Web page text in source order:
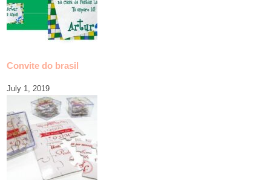
Convite do brasil
July 1, 2019